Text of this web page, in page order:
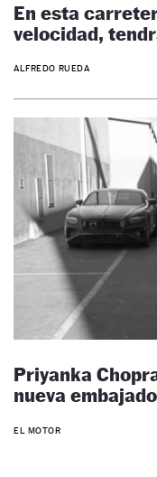
En esta
velocidad,
ALFREDO RUEDA
Priyanka
nueva
EL MOTOR